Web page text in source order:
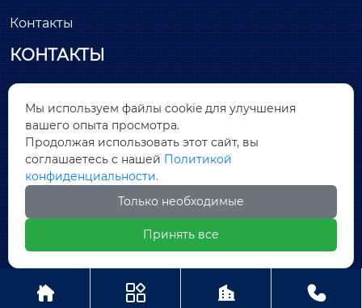
Контакты
КОНТАКТЫ
 Лунчан, улица Хантанг, № 26, Цяньтоу, район
Дунчэн, город Дунгуань, провинция Гуандун
 sales@covnamall.com

Copyright © ООО COVNA Промышленная
автоматизация
   
Мы используем файлы cookie для улучшения
вашего опыта просмотра.
Продолжая использовать этот сайт, вы
соглашаетесь с нашей Политикой
конфиденциальности.
Только необходимые
Принять все